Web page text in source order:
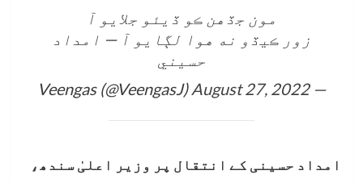
مون جڏهن ڪو ڏيئو جلايو آ
زور ڪيڏو نه هوا لڳايو آ — امداد
حسيني
— Veengas (@VeengasJ)
August 27, 2022
امداد حسینی کے انتقال پر وزیر اعلیٰ سندھ،